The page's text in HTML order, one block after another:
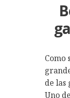
Como
de las
Uno